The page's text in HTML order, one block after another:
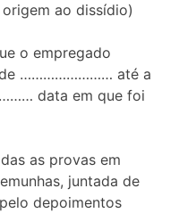
ao dissídio)
o empregado
…………………… até a
data em que foi
as provas em
juntada de
depoimentos